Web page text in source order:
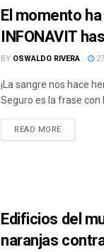
El momento
INFONAVIT
BY OSWALDO RIVERA 27
¡La sangre nos hace
Seguro es la frase con
READ MORE
Edificios del
naranjas